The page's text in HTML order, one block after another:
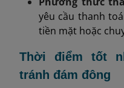
yêu cầu thanh
tiền mặt hoặc
Thời điểm tốt
tránh đám đông